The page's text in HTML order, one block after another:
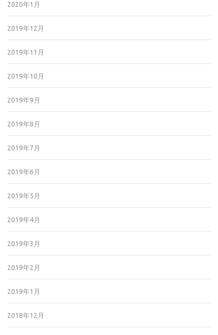
2020年1月
2019年12月
2019年11月
2019年10月
2019年9月
2019年8月
2019年7月
2019年6月
2019年5月
2019年4月
2019年3月
2019年2月
2019年1月
2018年12月